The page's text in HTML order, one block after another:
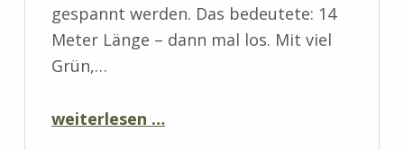
gespannt werden. Das bedeutete: 14
Meter Länge – dann mal los. Mit viel
Grün,…
“Unsere Festgirlande – auf großer Reise durch Dollbergen”
weiterlesen …